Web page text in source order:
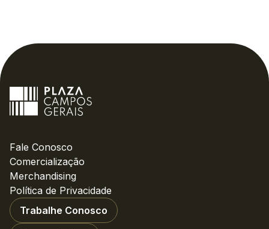
Fale Conosco
Comercialização
Merchandising
Política de Privacidade
Trabalhe Conosco